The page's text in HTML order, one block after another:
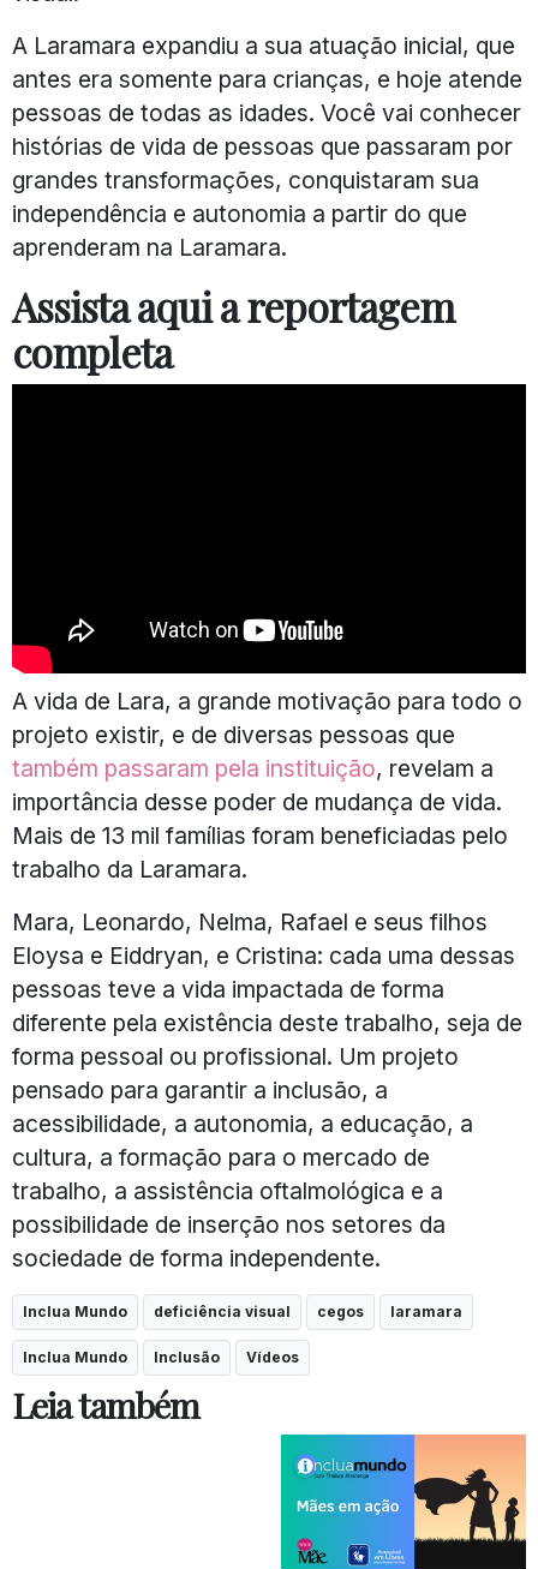
A Laramara expandiu a sua atuação inicial, que
antes era somente para crianças, e hoje atende
pessoas de todas as idades. Você vai conhecer
histórias de vida de pessoas que passaram por
grandes transformações, conquistaram sua
independência e autonomia a partir do que
aprenderam na Laramara.
Assista aqui a reportagem
completa
A vida de Lara, a grande motivação para todo o
projeto existir, e de diversas pessoas que
também passaram pela instituição, revelam a
importância desse poder de mudança de vida.
Mais de 13 mil famílias foram beneficiadas pelo
trabalho da Laramara.
Mara, Leonardo, Nelma, Rafael e seus filhos
Eloysa e Eiddryan, e Cristina: cada uma dessas
pessoas teve a vida impactada de forma
diferente pela existência deste trabalho, seja de
forma pessoal ou profissional. Um projeto
pensado para garantir a inclusão, a
acessibilidade, a autonomia, a educação, a
cultura, a formação para o mercado de
trabalho, a assistência oftalmológica e a
possibilidade de inserção nos setores da
sociedade de forma independente.
Inclua Mundo deficiência visual cegos laramara
Inclua Mundo Inclusão Vídeos
Leia também